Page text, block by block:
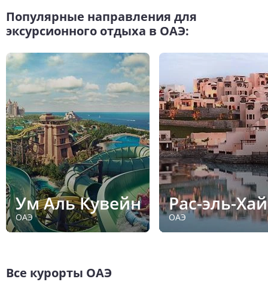
Популярные направления для
эксурсионного отдыха в ОАЭ:
Ум Аль Кувейн
ОАЭ
Рас-эль-
ОАЭ
Все курорты ОАЭ